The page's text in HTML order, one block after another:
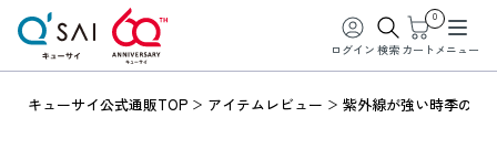
ログイン 検索
0
カート メニュー
キューサイ公式通販TOP アイテムレビュー 紫外線が強い時季のお